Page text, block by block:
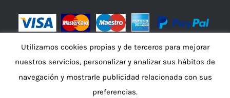
Utilizamos cookies propias y de terceros para mejorar
nuestros servicios, personalizar y analizar sus hábitos de
navegación y mostrarle publicidad relacionada con sus
preferencias.